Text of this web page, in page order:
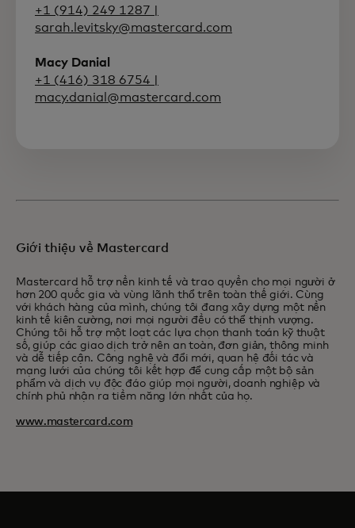
+1 (914) 249 1287 |
sarah.levitsky@mastercard.com
Macy Danial
+1 (416) 318 6754 |
macy.danial@mastercard.com
Giới thiệu về Mastercard
Mastercard hỗ trợ nền kinh tế và trao quyền cho mọi người ở
hơn 200 quốc gia và vùng lãnh thổ trên toàn thế giới. Cùng
với khách hàng của mình, chúng tôi đang xây dựng một nền
kinh tế kiên cường, nơi mọi người đều có thể thịnh vượng.
Chúng tôi hỗ trợ một loạt các lựa chọn thanh toán kỹ thuật
số, giúp các giao dịch trở nên an toàn, đơn giản, thông minh
và dễ tiếp cận. Công nghệ và đổi mới, quan hệ đối tác và
mạng lưới của chúng tôi kết hợp để cung cấp một bộ sản
phẩm và dịch vụ độc đáo giúp mọi người, doanh nghiệp và
chính phủ nhận ra tiềm năng lớn nhất của họ.
www.mastercard.com